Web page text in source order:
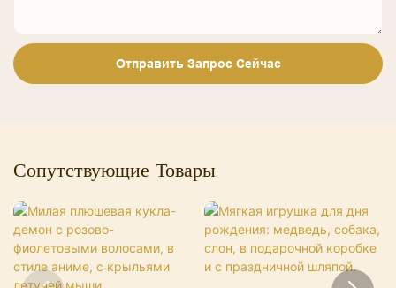
Отправить Запрос Сейчас
Сопутствующие Товары